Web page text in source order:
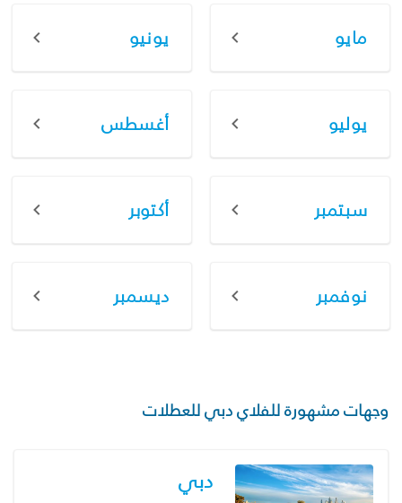
مايو يونيو
يوليو أغسطس
سبتمبر أكتوبر
نوفمبر ديسمبر
وجهات مشهورة للفلاي دبي للعطلات
دبي